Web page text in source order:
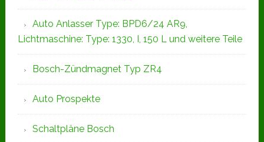
Auto Anlasser Type: BPD6/24 AR9,
Lichtmaschine: Type: 1330, I, 150 L und weitere Teile
Bosch-Zündmagnet Typ ZR4
Auto Prospekte
Schaltpläne Bosch